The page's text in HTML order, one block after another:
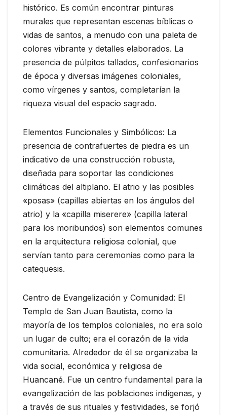
histórico. Es común encontrar pinturas
murales que representan escenas bíblicas o
vidas de santos, a menudo con una paleta de
colores vibrante y detalles elaborados. La
presencia de púlpitos tallados, confesionarios
de época y diversas imágenes coloniales,
como vírgenes y santos, completarían la
riqueza visual del espacio sagrado.
Elementos Funcionales y Simbólicos: La
presencia de contrafuertes de piedra es un
indicativo de una construcción robusta,
diseñada para soportar las condiciones
climáticas del altiplano. El atrio y las posibles
«posas» (capillas abiertas en los ángulos del
atrio) y la «capilla miserere» (capilla lateral
para los moribundos) son elementos comunes
en la arquitectura religiosa colonial, que
servían tanto para ceremonias como para la
catequesis.
Centro de Evangelización y Comunidad: El
Templo de San Juan Bautista, como la
mayoría de los templos coloniales, no era solo
un lugar de culto; era el corazón de la vida
comunitaria. Alrededor de él se organizaba la
vida social, económica y religiosa de
Huancané. Fue un centro fundamental para la
evangelización de las poblaciones indígenas, y
a través de sus rituales y festividades, se forjó